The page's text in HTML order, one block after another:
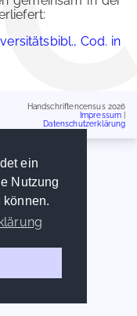
ein
Nutzung
können.
Cod. in
Handschriftencensus 2026
Impressum
Datenschutzerklärung